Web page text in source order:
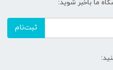
ما باخبر شوید:
ثبت‌نام